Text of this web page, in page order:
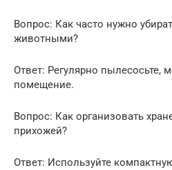
Вопрос: Как часто нужно
животными?
Ответ: Регулярно пылесосьте,
помещение.
Вопрос: Как организовать
прихожей?
Ответ: Используйте